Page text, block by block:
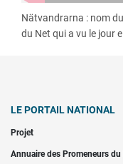
Nätvandrarna : nom
du Net qui a vu le jour
LE PORTAIL NATIONAL
Projet
Annuaire des Promeneurs du